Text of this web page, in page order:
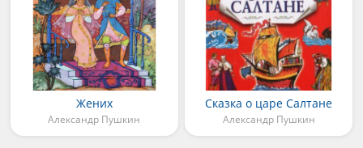
Жених
Александр Пушкин
Сказка о царе Салтане
Александр Пушкин